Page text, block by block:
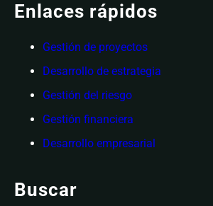
Enlaces rápidos
Gestión de proyectos
Desarrollo de estrategia
Gestión del riesgo
Gestión financiera
Desarrollo empresarial
Buscar